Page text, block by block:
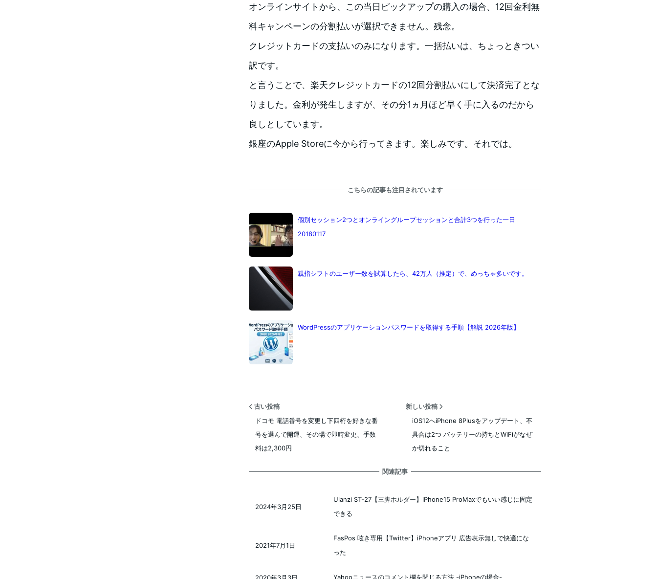
オンラインサイトから、この当日ピックアップの購入の場合、12回金利無
料キャンペーンの分割払いが選択できません。残念。
クレジットカードの支払いのみになります。一括払いは、ちょっときつい
訳です。
と言うことで、楽天クレジットカードの12回分割払いにして決済完了とな
りました。金利が発生しますが、その分1ヵ月ほど早く手に入るのだから
良しとしています。
銀座のApple Storeに今から行ってきます。楽しみです。それでは。
こちらの記事も注目されています
個別セッション2つとオンライングループセッションと合計3つを行った一日
20180117
親指シフトのユーザー数を試算したら、42万人（推定）で、めっちゃ多いです。
WordPressのアプリケーションパスワードを取得する手順【解説 2026年版】
古い投稿
ドコモ 電話番号を変更し下四桁を好きな番
号を選んで開運、その場で即時変更、手数
料は2,300円
新しい投稿
iOS12へiPhone 8Plusをアップデート、不
具合は2つ バッテリーの持ちとWiFiがなぜ
か切れること
関連記事
Ulanzi ST-27【三脚ホルダー】iPhone15 ProMaxでもいい感じに固定
できる
2024年3月25日
FasPos 呟き専用【Twitter】iPhoneアプリ 広告表示無しで快適にな
った
2021年7月1日
Yahooニュースのコメント欄を閉じる方法 -iPhoneの場合-